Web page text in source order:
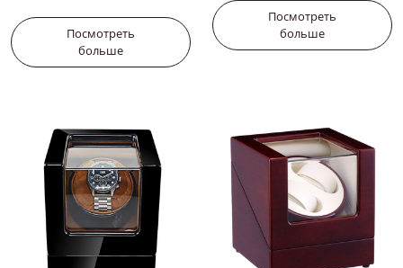
Посмотреть
больше
Посмотреть
больше